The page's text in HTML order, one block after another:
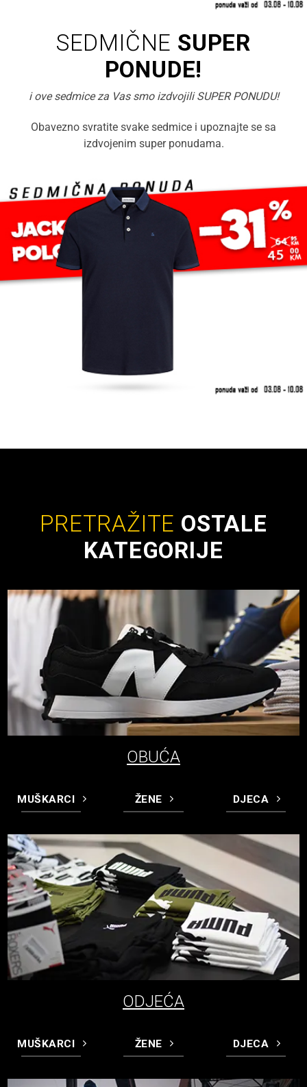
SEDMIČNE SUPER
PONUDE!
i ove sedmice za Vas smo izdvojili SUPER PONUDU!
Obavezno svratite svake sedmice i upoznajte se sa
izdvojenim super ponudama.
PRETRAŽITE OSTALE
KATEGORIJE
OBUĆA
MUŠKARCI ŽENE DJECA
ODJEĆA
MUŠKARCI ŽENE DJECA